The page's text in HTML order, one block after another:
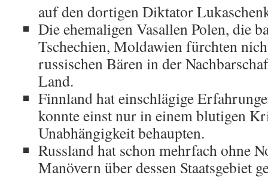
auf den dortigen Diktator
Die ehemaligen Vasallen Polen, die
Tschechien, Moldawien fürchten
russischen Bären in der
Land.
Finnland hat einschlägige
konnte einst nur in einem blutigen
Unabhängigkeit behaupten.
Russland hat schon mehrfach ohne
Manövern über dessen Staatsgebiet